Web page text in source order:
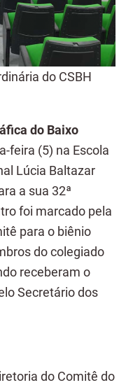
do CSBH
do Baixo
feira (5) na Escola
Lúcia Baltazar
a sua 32ª
foi marcado pela
para o biênio
do colegiado
receberam o
Secretário dos
do Comitê do